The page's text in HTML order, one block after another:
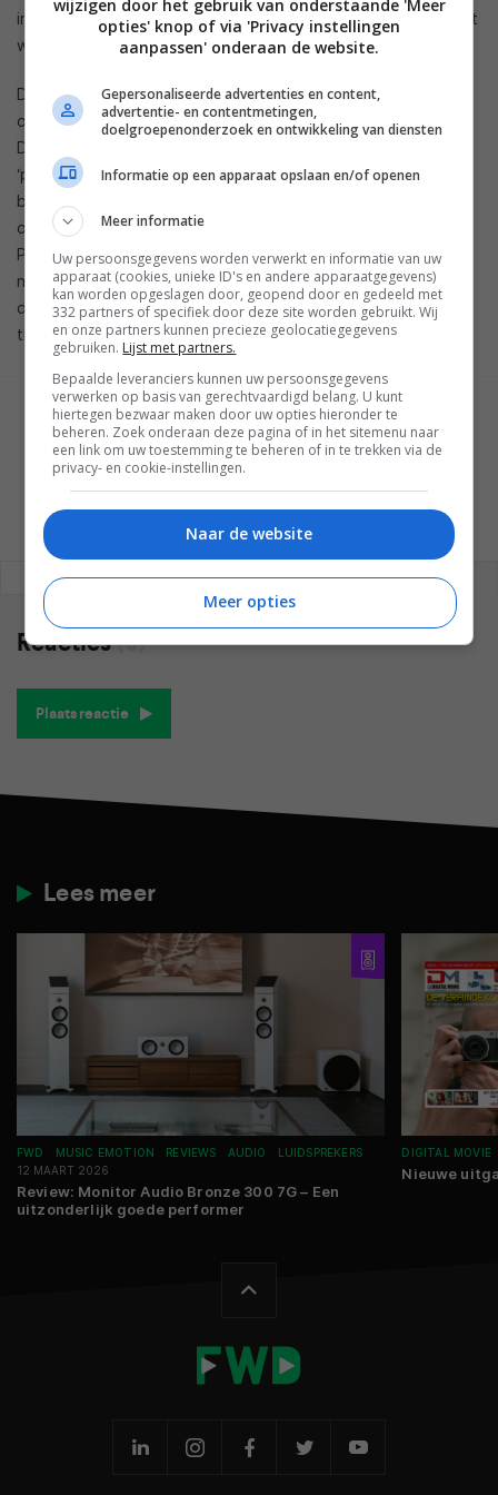
in Noord-Amerika voor de helft van de originele prijs verkocht
wordt: drieduizend euro. Een Europese prijs is niet bekend.
Daarnaast brengt Panasonic nog een versie van deze tablet
op de markt, die iets hoger geprijsd is (prijs is niet bekend).
Deze hoger geprijsde Toughpad wordt omschreven als een
‘prestatiemodel’, heeft een grafische kaart van Nvidia en
beschikt over een standaard meegeleverde stylus. Die
overigens ook los te koop is voor het goedkopere model.
Panasonic zet de Panasonic Toughpad, met z’n 4k-scherm,
neer als een oplossing voor digitale creatievelingen – je zult
de tablet niet tegenkomen bij de gemiddelde consument
thuis.
GESCHREVEN DOOR
WESLEY AKKERMAN
REAGEREN REACTIES (0)
Reacties(0)
Plaats reactie
Lees meer
FWD MUSIC EMOTION REVIEWS AUDIO
LUIDSPREKERS
12 MAART 2026
Review: Monitor Audio Bronze 300 7G – Een
uitzonderlijk goede performer
DIGITAL MOVIE
Nieuwe
wijzigen door het gebruik van onderstaande 'Meer
opties' knop of via 'Privacy instellingen
aanpassen' onderaan de website.
Gepersonaliseerde advertenties en content,
advertentie- en contentmetingen,
doelgroepenonderzoek en ontwikkeling van diensten
Informatie op een apparaat opslaan en/of openen
Meer informatie
Uw persoonsgegevens worden verwerkt en informatie van uw
apparaat (cookies, unieke ID's en andere apparaatgegevens)
kan worden opgeslagen door, geopend door en gedeeld met
332 partners of specifiek door deze site worden gebruikt. Wij
en onze partners kunnen precieze geolocatiegegevens
gebruiken. Lijst met partners.
Bepaalde leveranciers kunnen uw persoonsgegevens
verwerken op basis van gerechtvaardigd belang. U kunt
hiertegen bezwaar maken door uw opties hieronder te
beheren. Zoek onderaan deze pagina of in het sitemenu naar
een link om uw toestemming te beheren of in te trekken via de
privacy- en cookie-instellingen.
Naar de website
Meer opties